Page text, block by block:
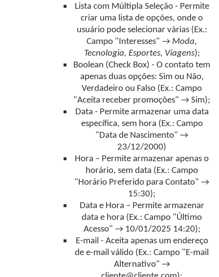
Lista com Múltipla Seleção - Permite
criar uma lista de opções, onde o
usuário pode selecionar várias (Ex.:
Campo "Interesses" → Moda,
Tecnologia, Esportes, Viagens);
Boolean (Check Box) - O contato tem
apenas duas opções: Sim ou Não,
Verdadeiro ou Falso (Ex.: Campo
"Aceita receber promoções" → Sim);
Data - Permite armazenar uma data
específica, sem hora (Ex.: Campo
"Data de Nascimento" →
23/12/2000)
Hora – Permite armazenar apenas o
horário, sem data (Ex.: Campo
"Horário Preferido para Contato" →
15:30);
Data e Hora – Permite armazenar
data e hora (Ex.: Campo "Último
Acesso" → 10/01/2025 14:20);
E-mail - Aceita apenas um endereço
de e-mail válido (Ex.: Campo "E-mail
Alternativo" →